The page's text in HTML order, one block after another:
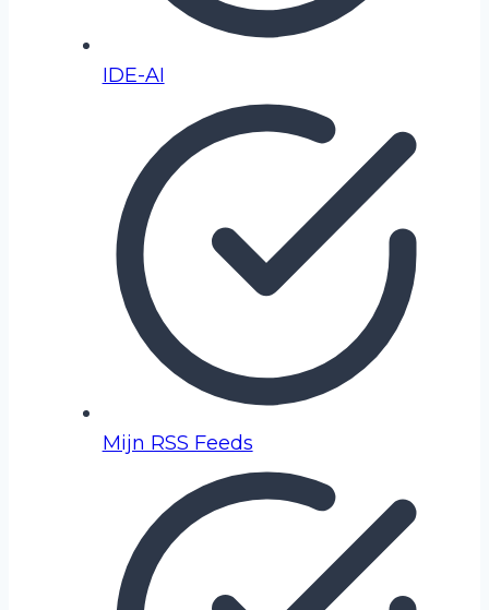
IDE-AI
Mijn RSS Feeds